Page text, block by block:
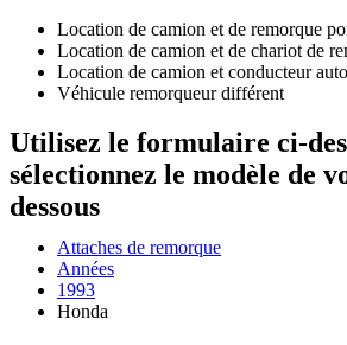
Location de camion et de remorque
Location de camion et de chariot de
Location de camion et conducteur
Véhicule remorqueur différent
Utilisez le formulaire ci-
sélectionnez le modèle de
dessous
Attaches de remorque
Années
1993
Honda